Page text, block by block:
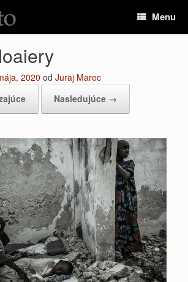
Menu
2020 od Juraj Marec
Nasledujúce →